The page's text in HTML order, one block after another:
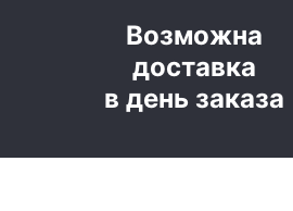
Возможна
доставка
в день заказа